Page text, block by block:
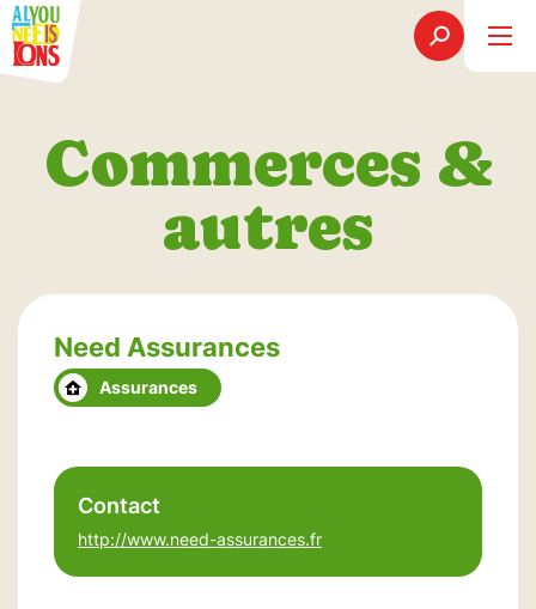
Commerces &
autres
Need Assurances
Assurances
Contact
http://www.need-assurances.fr